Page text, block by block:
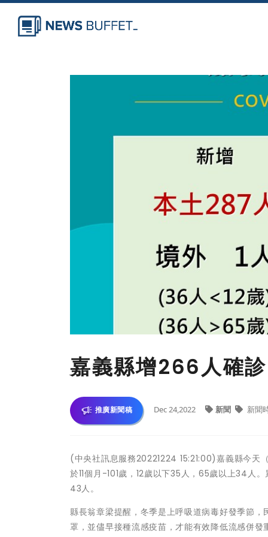
嘉義縣增266人確診
推廣新聞稿 Dec 24,2022 新聞 新聞
(中央社訊息服務20221224 15:21:00)嘉義縣今
於11個月-101歲，12歲以下35人，65歲以上34人
43人。
縣長翁章梁提醒，冬季是上呼吸道病毒好發季節
罩，並儘早接種流感疫苗，才能有效降低流感併